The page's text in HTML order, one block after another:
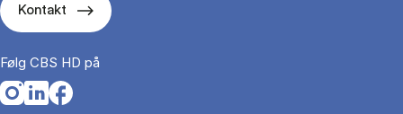
Kontakt
Følg CBS HD på
Opens in a new tab
Opens in a new tab
Opens in a new tab